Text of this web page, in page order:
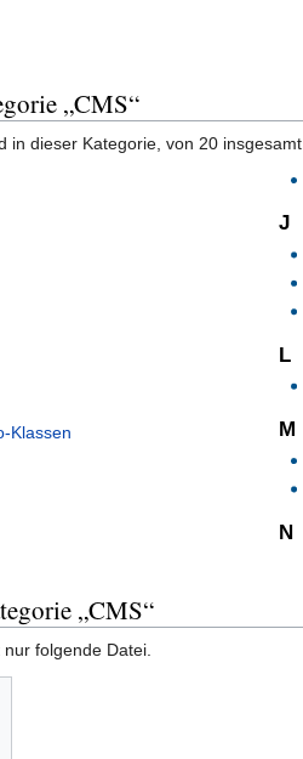
„CMS“
in dieser Kategorie, von 20 insgesamt.
Klassen
J
L
M
N
„CMS“
folgende Datei.